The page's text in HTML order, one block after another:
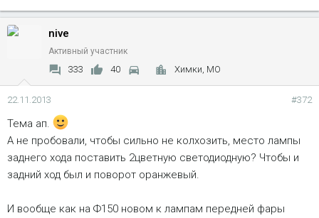
nive
Активный участник
333 40 Химки, МО
22.11.2013 #372
Тема ап.
А не пробовали, чтобы сильно не колхозить, место лампы
заднего хода поставить 2цветную светодиодную? Чтобы и
задний ход был и поворот оранжевый.
И вообще как на Ф150 новом к лампам передней фары